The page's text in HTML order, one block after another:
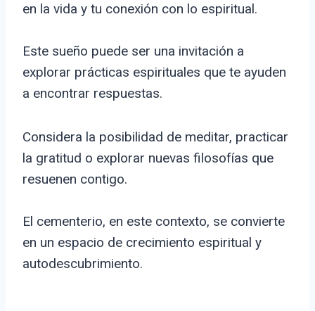
en la vida y tu conexión con lo espiritual.
Este sueño puede ser una invitación a
explorar prácticas espirituales que te ayuden
a encontrar respuestas.
Considera la posibilidad de meditar, practicar
la gratitud o explorar nuevas filosofías que
resuenen contigo.
El cementerio, en este contexto, se convierte
en un espacio de crecimiento espiritual y
autodescubrimiento.